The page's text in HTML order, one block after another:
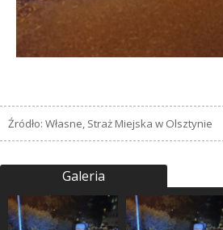
Źródło: Własne, Straż Miejska w Olsztynie
Galeria